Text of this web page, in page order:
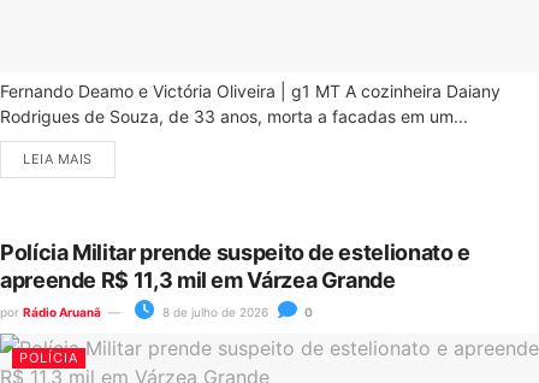
Fernando Deamo e Victória Oliveira | g1 MT A cozinheira Daiany
Rodrigues de Souza, de 33 anos, morta a facadas em um...
LEIA MAIS
Polícia Militar prende suspeito de estelionato e
apreende R$ 11,3 mil em Várzea Grande
por Rádio Aruanã 8 de julho de 2026 0
POLÍCIA